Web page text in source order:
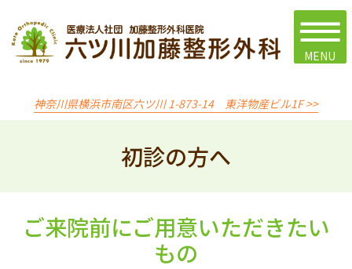
神奈川県横浜市南区六ツ川 1-873-14 東洋物産ビル1F >>
初診の方へ
ご来院前にご用意いただきたい
もの